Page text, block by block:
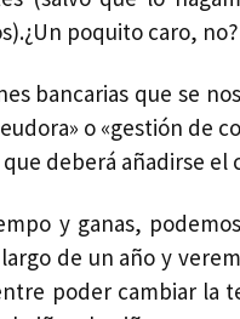
poquito caro, no?
bancarias que se
o «gestión de
que deberá añadirse
y ganas,
de un año y
poder cambiar la